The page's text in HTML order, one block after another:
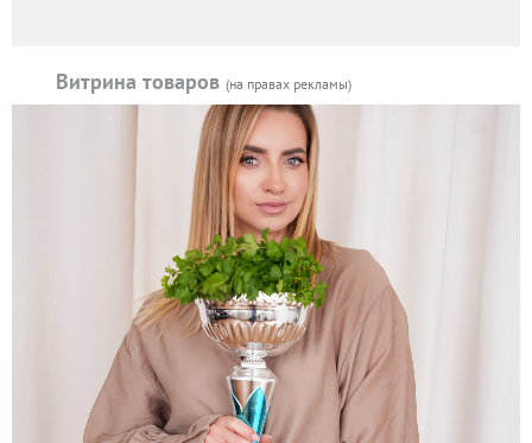
Витрина товаров (на правах рекламы)